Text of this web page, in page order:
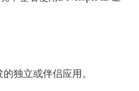
的独立或伴侣应用。